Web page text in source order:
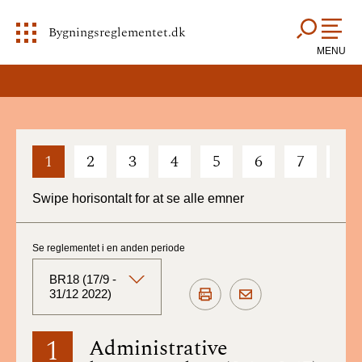
Bygningsreglementet.dk
MENU
1 2 3 4 5 6 7
Swipe horisontalt for at se alle emner
1 Administrative
Se reglementet i en anden periode
BR18 (17/9 -
31/12 2022)
BR18 (Aktuelt)